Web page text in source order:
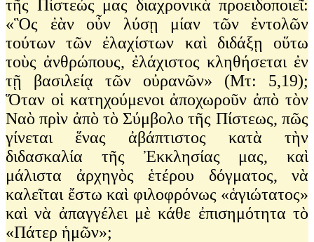
τῆς Πίστεώς μας διαχρονικὰ προειδοποιεῖ:
«Ὃς ἐὰν οὖν λύσῃ μίαν τῶν ἐντολῶν
τούτων τῶν ἐλαχίστων καὶ διδάξῃ οὕτω
τοὺς ἀνθρώπους, ἐλάχιστος κληθήσεται ἐν
τῇ βασιλείᾳ τῶν οὐρανῶν» (Μτ: 5,19);
Ὅταν οἱ κατηχούμενοι ἀποχωροῦν ἀπὸ τὸν
Ναὸ πρὶν ἀπὸ τὸ Σύμβολο τῆς Πίστεως, πῶς
γίνεται ἕνας ἀβάπτιστος κατὰ τὴν
διδασκαλία τῆς Ἐκκλησίας μας, καὶ
μάλιστα ἀρχηγὸς ἑτέρου δόγματος, νὰ
καλεῖται ἔστω καὶ φιλοφρόνως «ἁγιώτατος»
καὶ νὰ ἀπαγγέλει μὲ κάθε ἐπισημότητα τὸ
«Πάτερ ἡμῶν»;